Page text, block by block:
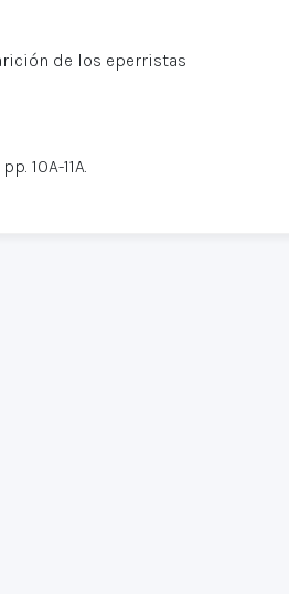
de los eperristas
10A-11A.